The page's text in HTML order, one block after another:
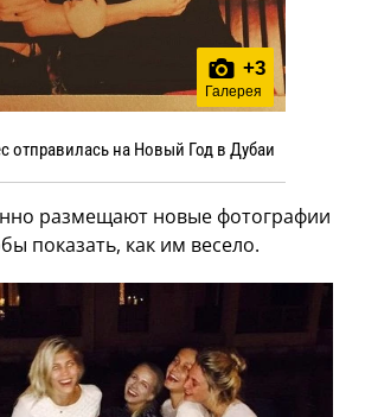
+3
Галерея
отправилась на Новый Год в Дубаи
размещают новые фотографии
показать, как им весело.